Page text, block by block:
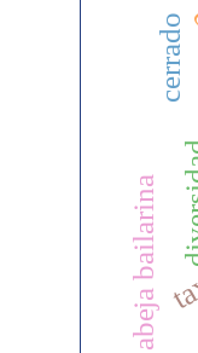
abeja bailarina
cerrado